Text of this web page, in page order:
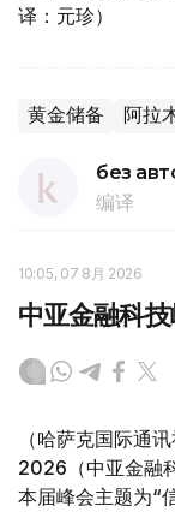
译：元珍）
黄金储备 阿拉
без
编译
10:05, 07 8月 2026
中亚金融科
（哈萨克国际通
2026（中亚金融
本届峰会主题为“